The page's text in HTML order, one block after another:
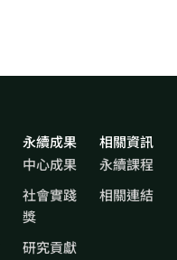
永續成果
中心成果
社會實踐
獎
研究貢獻
相關資訊
永續課程
相關連結